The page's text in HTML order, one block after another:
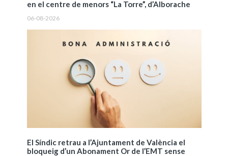
en el centre de menors “La Torre”, d’Alborache
06-08-2026
El Síndic retrau a l’Ajuntament de València el
bloqueig d’un Abonament Or de l’EMT sense